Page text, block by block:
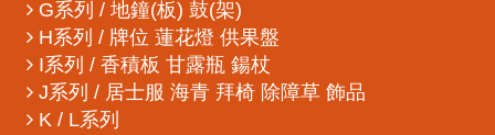
G系列 / 地鐘(板) 鼓(架)
H系列 / 牌位 蓮花燈 供果盤
I系列 / 香積板 甘露瓶 鍚杖
J系列 / 居士服 海青 拜椅 除障草 飾品
K / L系列